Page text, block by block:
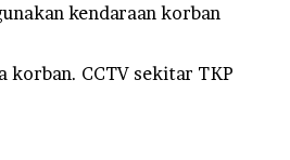
kendaraan korban
korban. CCTV sekitar TKP